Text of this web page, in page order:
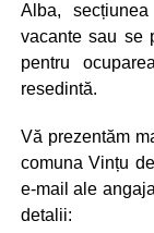
Alba,
vacante sau se
pentru
resedintă.
Vă prezentăm
comuna Vințu
e-mail ale
detalii: